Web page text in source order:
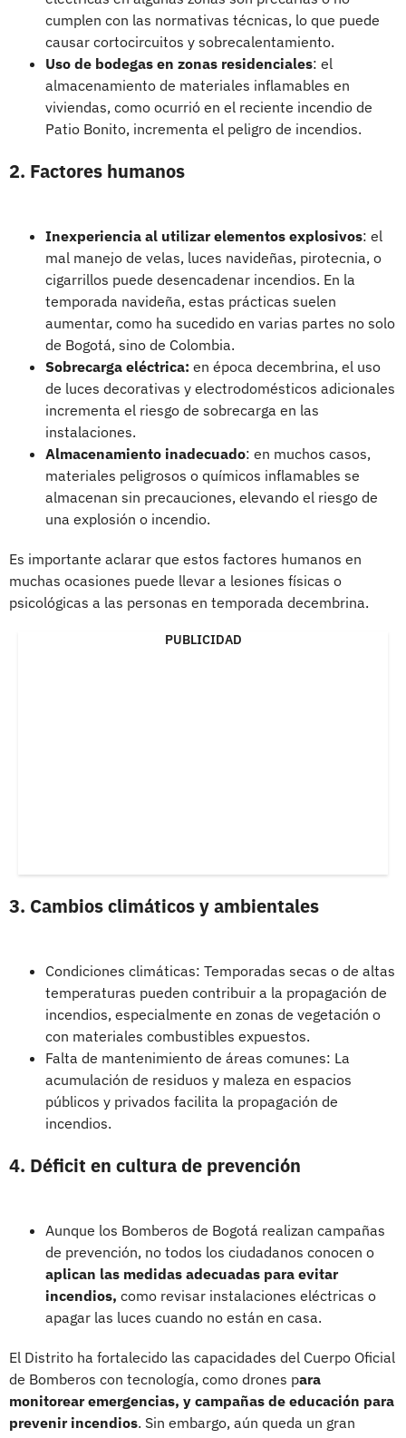
cumplen con las normativas técnicas, lo que puede
causar cortocircuitos y sobrecalentamiento.
Uso de bodegas en zonas residenciales: el
almacenamiento de materiales inflamables en
viviendas, como ocurrió en el reciente incendio de
Patio Bonito, incrementa el peligro de incendios.
2. Factores humanos
Inexperiencia al utilizar elementos explosivos: el
mal manejo de velas, luces navideñas, pirotecnia, o
cigarrillos puede desencadenar incendios. En la
temporada navideña, estas prácticas suelen
aumentar, como ha sucedido en varias partes no solo
de Bogotá, sino de Colombia.
Sobrecarga eléctrica: en época decembrina, el uso
de luces decorativas y electrodomésticos adicionales
incrementa el riesgo de sobrecarga en las
instalaciones.
Almacenamiento inadecuado: en muchos casos,
materiales peligrosos o químicos inflamables se
almacenan sin precauciones, elevando el riesgo de
una explosión o incendio.
Es importante aclarar que estos factores humanos en
muchas ocasiones puede llevar a lesiones físicas o
psicológicas a las personas en temporada decembrina.
PUBLICIDAD
3. Cambios climáticos y ambientales
Condiciones climáticas: Temporadas secas o de altas
temperaturas pueden contribuir a la propagación de
incendios, especialmente en zonas de vegetación o
con materiales combustibles expuestos.
Falta de mantenimiento de áreas comunes: La
acumulación de residuos y maleza en espacios
públicos y privados facilita la propagación de
incendios.
4. Déficit en cultura de prevención
Aunque los Bomberos de Bogotá realizan campañas
de prevención, no todos los ciudadanos conocen o
aplican las medidas adecuadas para evitar
incendios, como revisar instalaciones eléctricas o
apagar las luces cuando no están en casa.
El Distrito ha fortalecido las capacidades del Cuerpo Oficial
de Bomberos con tecnología, como drones para
monitorear emergencias, y campañas de educación para
prevenir incendios. Sin embargo, aún queda un gran